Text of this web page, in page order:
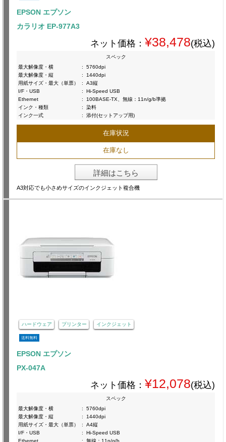
EPSON エプソン
カラリオ EP-977A3
ネット価格： ¥38,478(税込)
スペック
最大解像度・横
:
5760dpi
最大解像度・縦
:
1440dpi
用紙サイズ・最大（単票）
:
A3縦
I/F・USB
:
Hi-Speed USB
Ethernet
:
100BASE-TX、無線：11n/g/b準拠
インク・種類
:
染料
インク一式
: 添付(セットアップ用)
在庫状況
在庫なし
詳細はこちら
A3対応でも小さめサイズのインクジェット複合機
ハードウェア プリンター インクジェット
送料無料
EPSON エプソン
PX-047A
ネット価格： ¥12,078(税込)
スペック
最大解像度・横
:
5760dpi
最大解像度・縦
:
1440dpi
用紙サイズ・最大（単票）
:
A4縦
I/F・USB
:
Hi-Speed USB
Ethernet
: 無線：11n/g/b